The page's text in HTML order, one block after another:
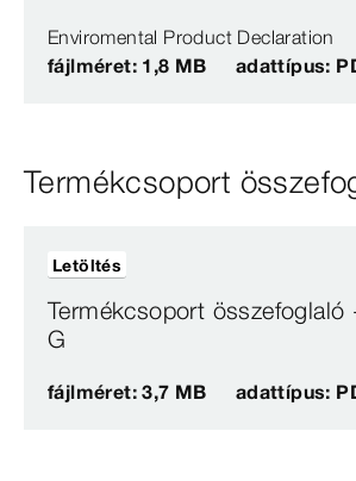
Enviromental Product Declaration
fájlméret: 1,8 MB
adattípus:
Termékcsoport
Termékcsoport összefoglaló
G
fájlméret: 3,7 MB adattípus:
Letöltés